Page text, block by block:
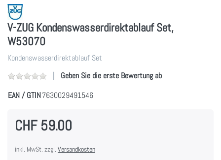
V-ZUG Kondenswasserdirektablauf Set,
W53070
Kondenswasserdirektablauf Set
Geben Sie die erste Bewertung ab
EAN / GTIN7630029491546
CHF 59.00
inkl. MwSt. zzgl. Versandkosten